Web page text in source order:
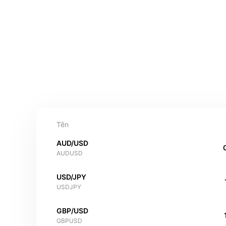
Tên
AUD/USD
AUDUSD
USD/JPY
USDJPY
GBP/USD
GBPUSD